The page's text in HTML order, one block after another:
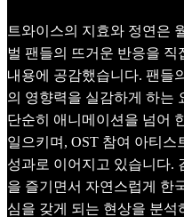
트와이스의 지효와 정연은
벌 팬들의 뜨거운 반응을 직
내용에 공감했습니다. 팬들
의 영향력을 실감하게 하는
단순히 애니메이션을 넘어
일으키며, OST 참여 아티
성과로 이어지고 있습니다.
을 즐기면서 자연스럽게 한
심을 갖게 되는 현상을 분